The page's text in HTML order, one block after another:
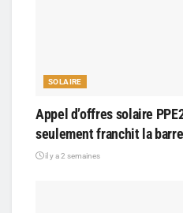
SOLAIRE
Appel d’offres solaire
seulement franchit la barre
il y a 2 semaines